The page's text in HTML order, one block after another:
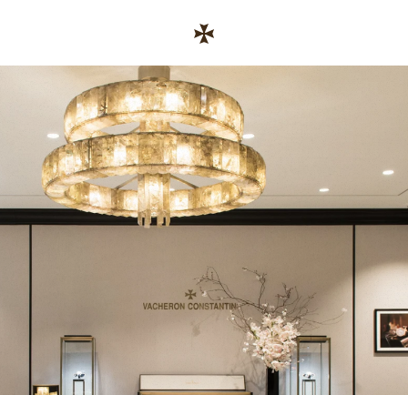
コーポレートサイトへのリンク
Return to Nav